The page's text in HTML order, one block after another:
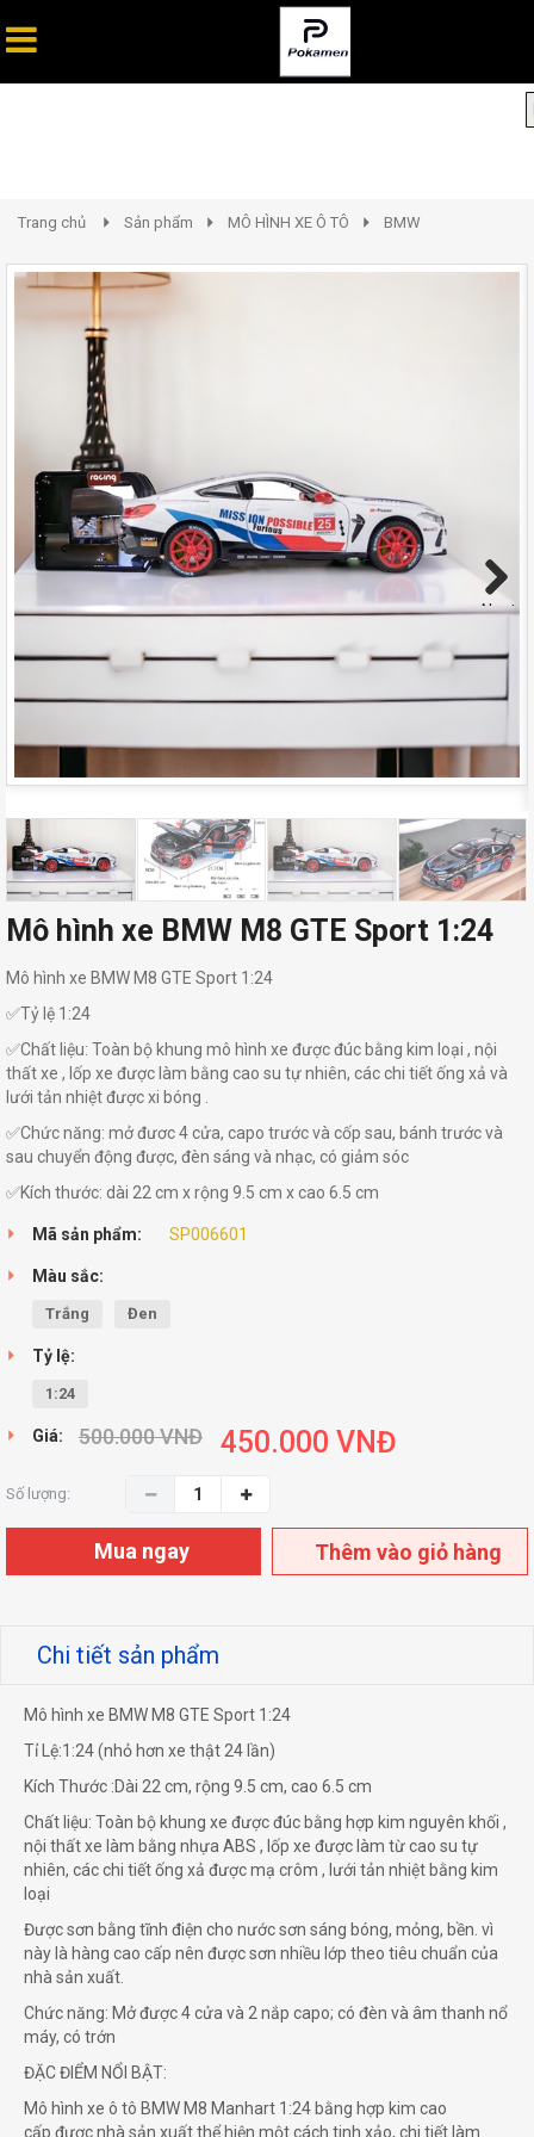
Trang chủ Sản phẩm MÔ HÌNH XE Ô TÔ BMW
Next
Mô hình xe BMW M8 GTE Sport 1:24
Mô hình xe BMW M8 GTE Sport 1:24
✅Tỷ lệ 1:24
✅Chất liệu: Toàn bộ khung mô hình xe được đúc bằng kim loại , nội
thất xe , lốp xe được làm bằng cao su tự nhiên, các chi tiết ống xả và
lưới tản nhiệt được xi bóng .
✅Chức năng: mở đươc 4 cửa, capo trước và cốp sau, bánh trước và
sau chuyển động được, đèn sáng và nhạc, có giảm sóc
✅Kích thước: dài 22 cm x rộng 9.5 cm x cao 6.5 cm
Mã sản phẩm: SP006601
Màu sắc:
Trắng Đen
Tỷ lệ:
1:24
Giá: 500.000VNĐ 450.000 VNĐ
Số lượng:
Mua ngay Thêm vào giỏ hàng
Chi tiết sản phẩm
Mô hình xe BMW M8 GTE Sport 1:24
Tỉ Lệ:1:24 (nhỏ hơn xe thật 24 lần)
Kích Thước :Dài 22 cm, rộng 9.5 cm, cao 6.5 cm
Chất liệu: Toàn bộ khung xe được đúc bằng hợp kim nguyên khối ,
nội thất xe làm bằng nhựa ABS , lốp xe được làm từ cao su tự
nhiên, các chi tiết ống xả được mạ crôm , lưới tản nhiệt bằng kim
loại
Được sơn bằng tĩnh điện cho nước sơn sáng bóng, mỏng, bền. vì
này là hàng cao cấp nên được sơn nhiều lớp theo tiêu chuẩn của
nhà sản xuất.
Chức năng: Mở được 4 cửa và 2 nắp capo; có đèn và âm thanh nổ
máy, có trớn
ĐẶC ĐIỂM NỔI BẬT:
Mô hình xe ô tô BMW M8 Manhart 1:24 bằng hợp kim cao
cấp được nhà sản xuất thể hiện một cách tinh xảo, chi tiết làm